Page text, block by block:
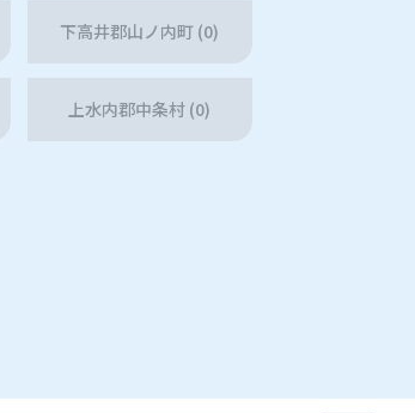
下高井郡山ノ内町 (0)
上水内郡中条村 (0)